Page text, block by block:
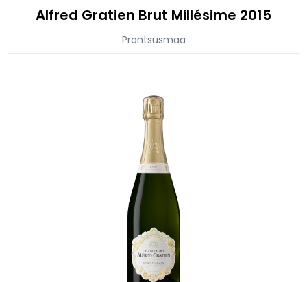
Alfred Gratien Brut Millésime 2015
Prantsusmaa